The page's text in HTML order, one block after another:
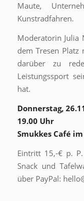
Maute,
Kunstradfahren.
Moderatorin
dem Tresen
darüber zu
Leistungssport
hat.
Donnerstag,
19.00 Uhr
Smukkes Café
Eintritt 15,-€ p.
Snack und
über PayPal: